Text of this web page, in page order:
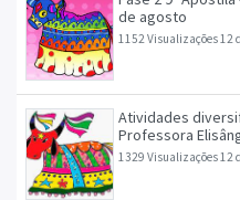
de agosto
1152 Visualizações 12
Atividades diversificadas Fase
1329 Visualizações12